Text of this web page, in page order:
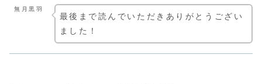
無月黒羽
最後まで読んでいただきありがとうござい
ました！